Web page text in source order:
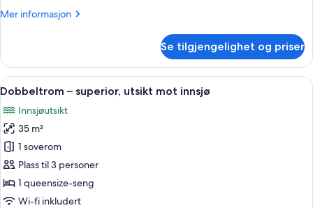
Mer informasjon
Mer
–
standard
Se tilgjengelighet og priser
Åpne
alle
bildene
av
Dobbeltrom
–
superior,
utsikt
Dobbeltrom – superior, utsikt mot
6
Dobbeltrom – superior, utsikt mot innsjø
Innsjøutsikt
35 m²
1 soverom
Plass til 3 personer
1 queensize-seng
Wi-fi inkludert